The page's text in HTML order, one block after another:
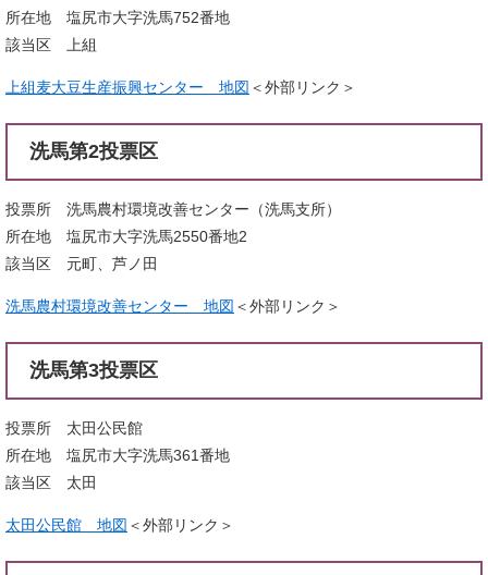
所在地 塩尻市大字洗馬752番地
該当区 上組
上組麦大豆生産振興センター 地図 ＜外部リンク＞
洗馬第2投票区
投票所 洗馬農村環境改善センター（洗馬支所）
所在地 塩尻市大字洗馬2550番地2
該当区 元町、芦ノ田
洗馬農村環境改善センター 地図 ＜外部リンク＞
洗馬第3投票区
投票所 太田公民館
所在地 塩尻市大字洗馬361番地
該当区 太田
太田公民館 地図 ＜外部リンク＞